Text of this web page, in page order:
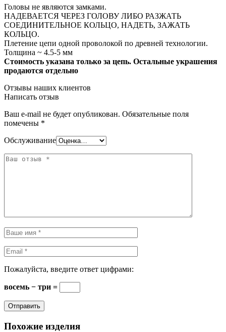
Головы не являются замками.
НАДЕВАЕТСЯ ЧЕРЕЗ ГОЛОВУ ЛИБО РАЗЖАТЬ
СОЕДИНИТЕЛЬНОЕ КОЛЬЦО, НАДЕТЬ, ЗАЖАТЬ
КОЛЬЦО.
Плетение цепи одной проволокой по древней технологии.
Толщина ~ 4.5-5 мм
Стоимость указана только за цепь. Остальные украшения
продаются отдельно
Отзывы наших клиентов
Написать отзыв
Ваш e-mail не будет опубликован. Обязательные поля
помечены *
Обслуживание
Пожалуйста, введите ответ цифрами:
восемь − три =
Похожие изделия